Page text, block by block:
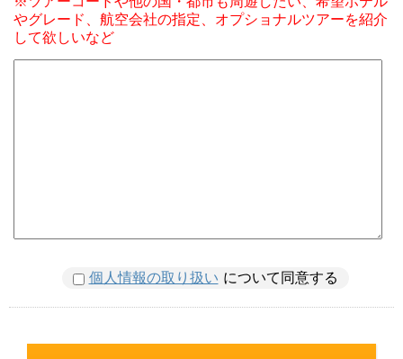
やグレード、航空会社の指定、オプショナルツアーを紹介
して欲しいなど
個人情報の取り扱い について同意する